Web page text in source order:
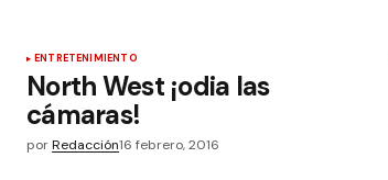
ENTRETENIMIENTO
North West ¡odia las
cámaras!
porRedacción16 febrero, 2016